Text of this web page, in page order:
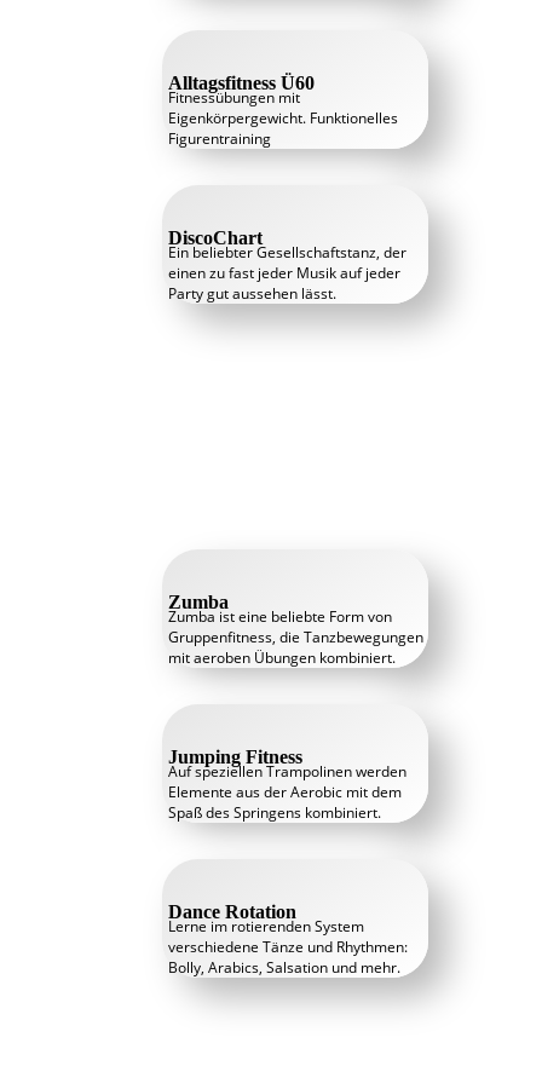
Alltagsfitness Ü60
Fitnessübungen mit
Eigenkörpergewicht. Funktionelles
Figurentraining
DiscoChart
Ein beliebter Gesellschaftstanz, der
einen zu fast jeder Musik auf jeder
Party gut aussehen lässt.
Zumba
Zumba ist eine beliebte Form von
Gruppenfitness, die Tanzbewegungen
mit aeroben Übungen kombiniert.
Jumping Fitness
Auf speziellen Trampolinen werden
Elemente aus der Aerobic mit dem
Spaß des Springens kombiniert.
Dance Rotation
Lerne im rotierenden System
verschiedene Tänze und Rhythmen:
Bolly, Arabics, Salsation und mehr.